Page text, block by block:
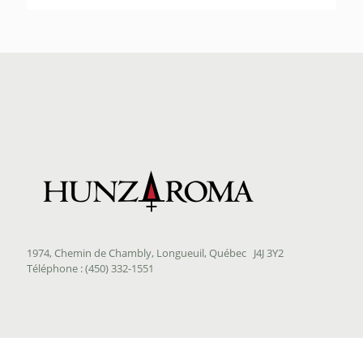
1974, Chemin de Chambly, Longueuil, Québec J4J 3Y2
Téléphone : (450) 332-1551